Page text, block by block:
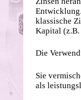
klassische
Kapital (z.B.
Die
Sie
als